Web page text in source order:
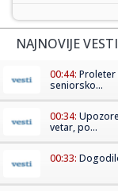
NAJNOVIJE VESTI
00:44: Proleter
seniorsko...
00:34:
vetar, po...
00:33: